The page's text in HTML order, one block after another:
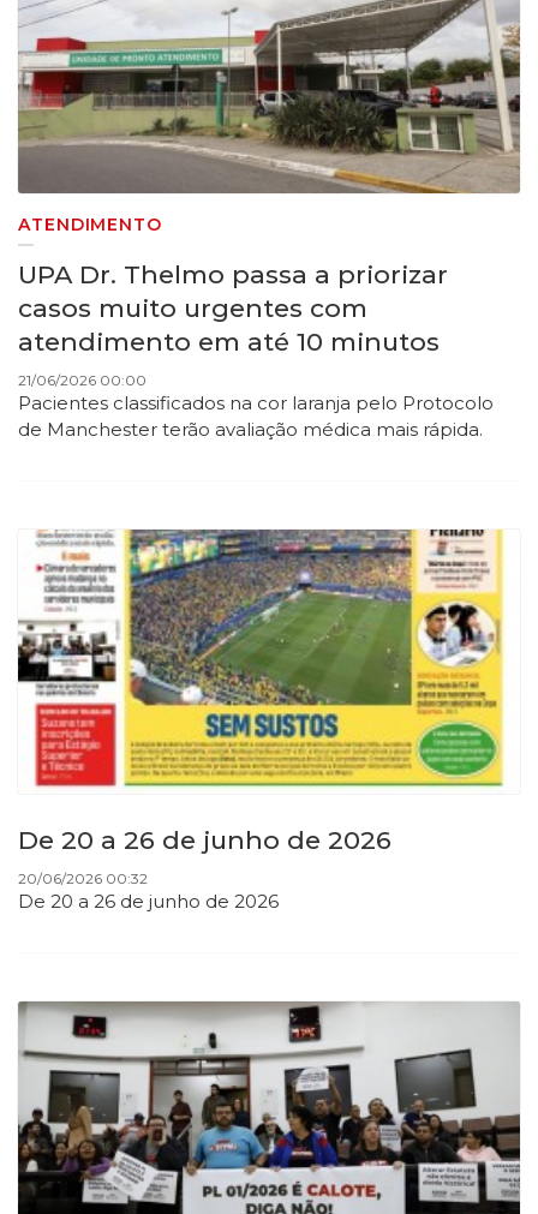
ATENDIMENTO
UPA Dr. Thelmo passa a priorizar
casos muito urgentes com
atendimento em até 10 minutos
21/06/2026 00:00
Pacientes classificados na cor laranja pelo Protocolo
de Manchester terão avaliação médica mais rápida.
De 20 a 26 de junho de 2026
20/06/2026 00:32
De 20 a 26 de junho de 2026